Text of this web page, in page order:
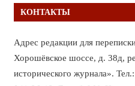
КОНТАКТЫ
Адрес редакции для
Хорошёвское шоссе, д. 38д,
исторического журнала».